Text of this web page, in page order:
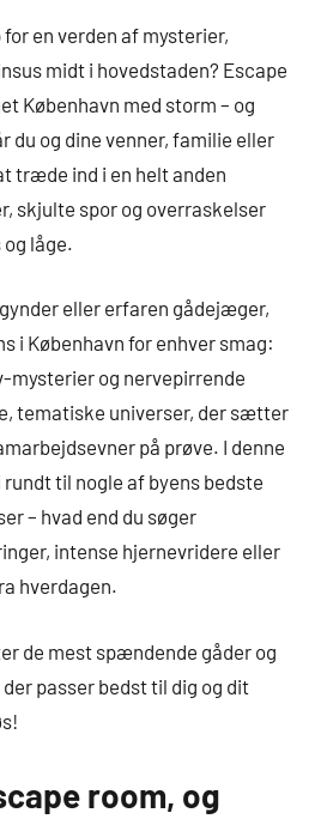
en verden af mysterier,
midt i hovedstaden? Escape
København med storm – og
du og dine venner, familie eller
træde ind i en helt anden
skjulte spor og overraskelser
låge.
eller erfaren gådejæger,
i København for enhver smag:
mysterier og nervepirrende
tematiske universer, der sætter
på prøve. I denne
til nogle af byens bedste
– hvad end du søger
intense hjernevridere eller
hverdagen.
de mest spændende gåder og
passer bedst til dig og dit
room, og